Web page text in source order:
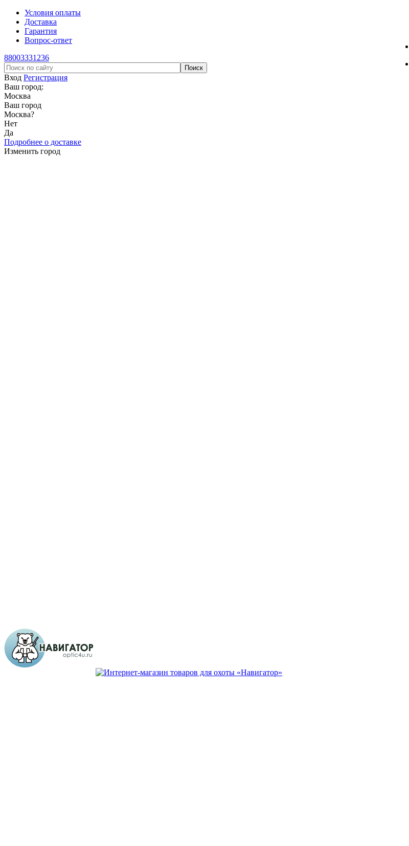
Условия оплаты
Доставка
Гарантия
Вопрос-ответ
88003331236
Вход Регистрация
Ваш город:
Москва
Ваш город
Москва?
Нет
Да
Подробнее о доставке
Изменить город